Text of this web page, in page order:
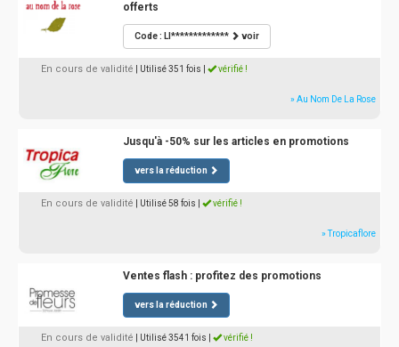
offerts
Code : LI************* voir
En cours de validité | Utilisé 351 fois vérifié !
» Au Nom De La Rose
Jusqu'à -50% sur les articles en promotions
vers la réduction
En cours de validité | Utilisé 58 fois vérifié !
» Tropicaflore
Ventes flash : profitez des promotions
vers la réduction
En cours de validité | Utilisé 3541 fois vérifié !